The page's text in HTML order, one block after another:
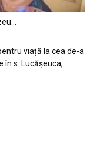
viață la cea de-a
în s. Lucășeuca,...